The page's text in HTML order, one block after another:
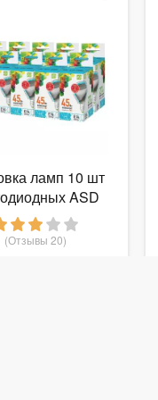
ламп 10 шт
ASD
ШАР-standard
Е14 4000К
(Отзывы 20)